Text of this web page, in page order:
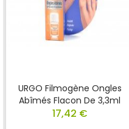
URGO Filmogène Ongles
Abîmés Flacon De 3,3ml
17,42 €